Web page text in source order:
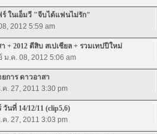
ในเอ็มวี "จีบได้แฟนไม่รัก"
2012 5:59 am
+ 2012 ตีสิบ สเปเชียล + รวมเทปปีใหม่
ม.ค. 08, 2012 5:06 am
การ ดาวอาสา
ค. 27, 2011 3:30 pm
นที่ 14/12/11 (clip5,6)
ค. 27, 2011 3:03 pm